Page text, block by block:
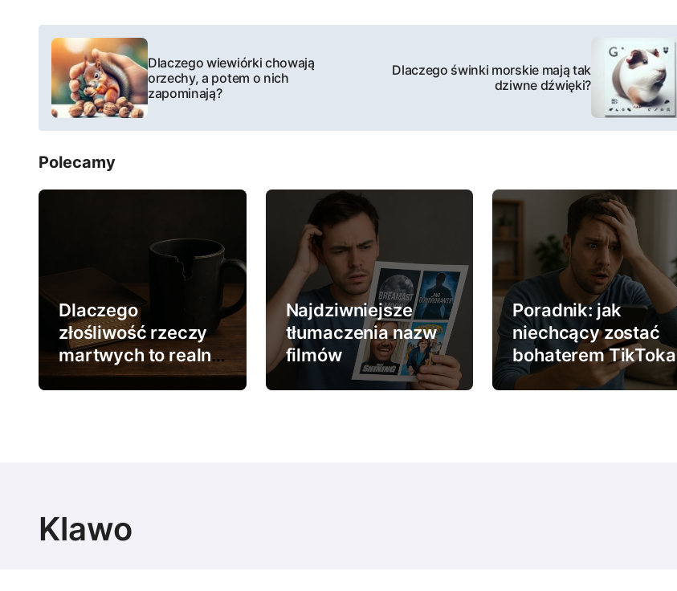
N
w
i
g
a
a
p
Dlaczego wiewiórki chowają
orzechy, a potem o nich
zapominają?
Dlaczego świnki morskie mają tak
dziwne dźwięki?
Polecamy
Dlaczego
złośliwość rzeczy
martwych to realne
zjawisko
Najdziwniejsze
tłumaczenia nazw
filmów
Poradnik: jak
niechcący zostać
bohaterem TikToka
Klawo